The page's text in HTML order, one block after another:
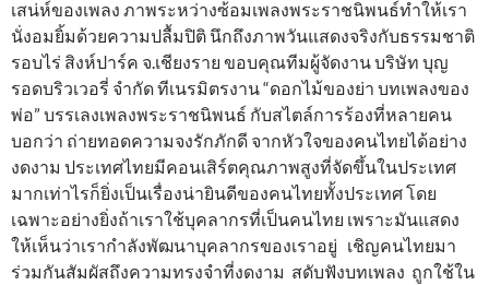
เสน่ห์ของเพลง ภาพระหว่างซ้อมเพลงพระราชนิพนธ์ทำให้เรา
นั่งอมยิ้มด้วยความปลื้มปิติ นึกถึงภาพวันแสดงจริงกับธรรมชาติ
รอบไร่ สิงห์ปาร์ค จ.เชียงราย ขอบคุณทีมผู้จัดงาน บริษัท บุญ
รอดบริวเวอรี่ จำกัด ทีเนรมิตรงาน “ดอกไม้ของย่า บทเพลงของ
พ่อ” บรรเลงเพลงพระราชนิพนธ์ กับสไตล์การร้องที่หลายคน
บอกว่า ถ่ายทอดความจงรักภักดี จากหัวใจของคนไทยได้อย่าง
งดงาม ประเทศไทยมีคอนเสิร์ตคุณภาพสูงที่จัดขึ้นในประเทศ
มากเท่าไรก็ยิ่งเป็นเรื่องน่ายินดีของคนไทยทั้งประเทศ โดย
เฉพาะอย่างยิ่งถ้าเราใช้บุคลากรที่เป็นคนไทย เพราะมันแสดง
ให้เห็นว่าเรากำลังพัฒนาบุคลากรของเราอยู่ เชิญคนไทยมา
ร่วมกันสัมผัสถึงความทรงจำที่งดงาม สดับฟังบทเพลง ถูกใช้ใน